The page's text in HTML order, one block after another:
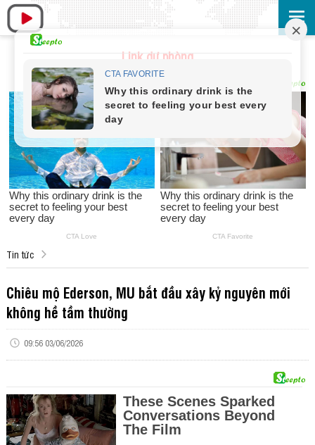
Link dự phòng
Tin tức
Chiêu mộ Ederson, MU bắt đầu xây kỷ nguyên mới
không hề tầm thường
09:56 03/06/2026